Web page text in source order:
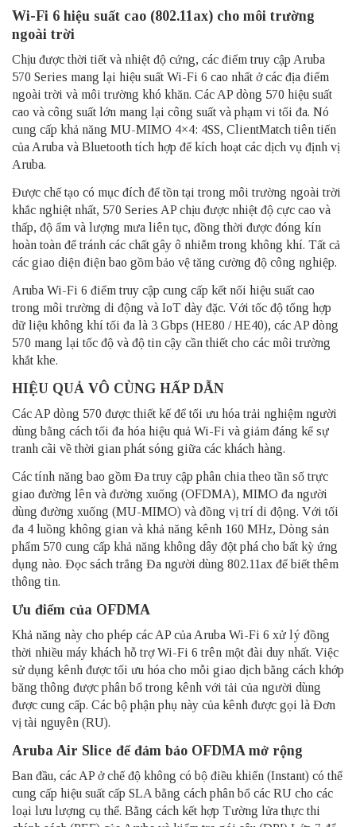
Wi-Fi 6 hiệu suất cao (802.11ax) cho môi trường
ngoài trời
Chịu được thời tiết và nhiệt độ cứng, các điểm truy cập Aruba
570 Series mang lại hiệu suất Wi-Fi 6 cao nhất ở các địa điểm
ngoài trời và môi trường khó khăn. Các AP dòng 570 hiệu suất
cao và công suất lớn mang lại công suất và phạm vi tối đa. Nó
cung cấp khả năng MU-MIMO 4×4: 4SS, ClientMatch tiên tiến
của Aruba và Bluetooth tích hợp để kích hoạt các dịch vụ định vị
Aruba.
Được chế tạo có mục đích để tồn tại trong môi trường ngoài trời
khắc nghiệt nhất, 570 Series AP chịu được nhiệt độ cực cao và
thấp, độ ẩm và lượng mưa liên tục, đồng thời được đóng kín
hoàn toàn để tránh các chất gây ô nhiễm trong không khí. Tất cả
các giao diện điện bao gồm bảo vệ tăng cường độ công nghiệp.
Aruba Wi-Fi 6 điểm truy cập cung cấp kết nối hiệu suất cao
trong môi trường di động và IoT dày đặc. Với tốc độ tổng hợp
dữ liệu không khí tối đa là 3 Gbps (HE80 / HE40), các AP dòng
570 mang lại tốc độ và độ tin cậy cần thiết cho các môi trường
khắt khe.
HIỆU QUẢ VÔ CÙNG HẤP DẪN
Các AP dòng 570 được thiết kế để tối ưu hóa trải nghiệm người
dùng bằng cách tối đa hóa hiệu quả Wi-Fi và giảm đáng kể sự
tranh cãi về thời gian phát sóng giữa các khách hàng.
Các tính năng bao gồm Đa truy cập phân chia theo tần số trực
giao đường lên và đường xuống (OFDMA), MIMO đa người
dùng đường xuống (MU-MIMO) và đồng vị trí di động. Với tối
đa 4 luồng không gian và khả năng kênh 160 MHz, Dòng sản
phẩm 570 cung cấp khả năng không dây đột phá cho bất kỳ ứng
dụng nào. Đọc sách trắng Đa người dùng 802.11ax để biết thêm
thông tin.
Ưu điểm của OFDMA
Khả năng này cho phép các AP của Aruba Wi-Fi 6 xử lý đồng
thời nhiều máy khách hỗ trợ Wi-Fi 6 trên một đài duy nhất. Việc
sử dụng kênh được tối ưu hóa cho mỗi giao dịch bằng cách khớp
băng thông được phân bổ trong kênh với tải của người dùng
được cung cấp. Các bộ phận phụ này của kênh được gọi là Đơn
vị tài nguyên (RU).
Aruba Air Slice để đảm bảo OFDMA mở rộng
Ban đầu, các AP ở chế độ không có bộ điều khiển (Instant) có thể
cung cấp hiệu suất cấp SLA bằng cách phân bổ các RU cho các
loại lưu lượng cụ thể. Bằng cách kết hợp Tường lửa thực thi